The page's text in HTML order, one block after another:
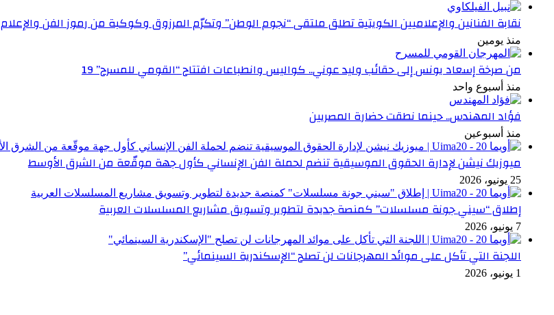
نقابة الفنانين والإعلاميين الكويتية تطلق ملتقى “نجوم الوطن” وتكرّم المرزوق وكوكبة من رموز الفن والإعلام
منذ يومين
من صرخة إسعاد يونس إلى حقائب وليد عوني.. كواليس وانطباعات افتتاح “القومي للمسرح” 19
منذ أسبوع واحد
فؤاد المهندس.. حينما نطقت حضارة المصريين
منذ أسبوعين
ميوزيك نيشن لإدارة الحقوق الموسيقية تنضم لحملة الفن الإنساني كأول جهة موقّعة من الشرق الأوسط
25 يونيو، 2026
إطلاق “سيني جونة مسلسلات” كمنصة جديدة لتطوير وتسويق مشاريع المسلسلات العربية
7 يونيو، 2026
اللجنة التي تأكل على موائد المهرجانات لن تصلح “الإسكندرية السينمائي”
1 يونيو، 2026